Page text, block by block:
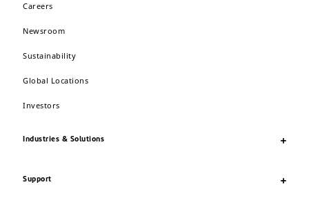
Careers
Newsroom
Sustainability
Global Locations
Investors
Industries & Solutions
Support